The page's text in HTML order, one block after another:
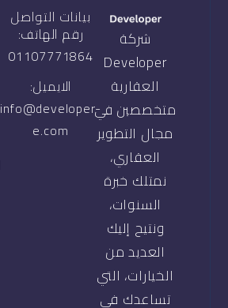
شركة
Developer
العقارية
متخصصين في
مجال التطوير
العقاري،
نمتلك خبرة
السنوات،
ونتيح إليك
العديد من
الخيارات، التي
تساعدك في
بيانات التواصل
رقم الهاتف:
01107771864
الايميل:
info@developer-
e.com